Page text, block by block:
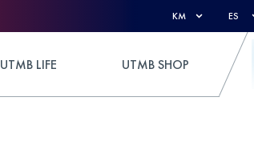
KM ES
UTMB LIFE UTMB SHOP